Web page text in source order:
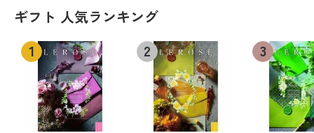
ギフト 人気ランキング